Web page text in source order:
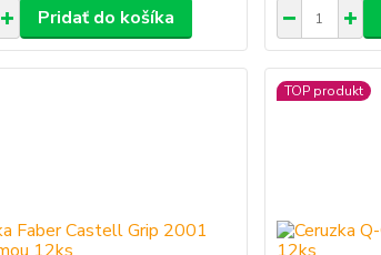
Pridať do košíka
TOP produkt